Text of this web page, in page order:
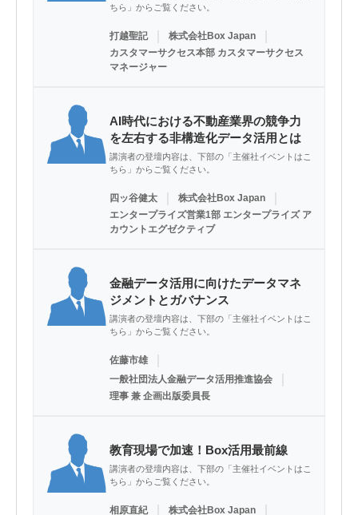
ちら」からご覧ください。
打越聖記 株式会社Box Japan
カスタマーサクセス本部 カスタマーサクセス
マネージャー
AI時代における不動産業界の競争力
を左右する非構造化データ活用とは
講演者の登壇内容は、下部の「主催社イベントはこ
ちら」からご覧ください。
四ッ谷健太 株式会社Box Japan
エンタープライズ営業1部 エンタープライズ ア
カウントエグゼクティブ
金融データ活用に向けたデータマネ
ジメントとガバナンス
講演者の登壇内容は、下部の「主催社イベントはこ
ちら」からご覧ください。
佐藤市雄
一般社団法人金融データ活用推進協会
理事 兼 企画出版委員長
教育現場で加速！Box活用最前線
講演者の登壇内容は、下部の「主催社イベントはこ
ちら」からご覧ください。
相原直紀 株式会社Box Japan